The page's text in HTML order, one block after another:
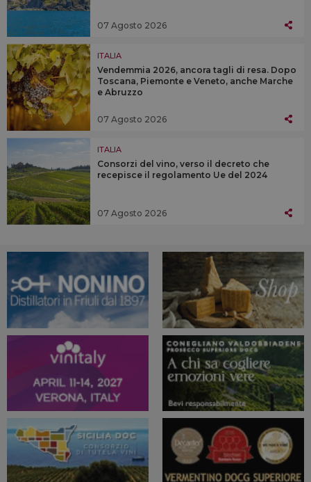
07 Agosto 2026
ITALIA
Vendemmia 2026, ancora tagli di resa. Dopo
Toscana, Piemonte e Veneto, anche Marche
e Abruzzo
07 Agosto 2026
ITALIA
Consorzi del vino, verso il decreto che
recepisce il regolamento Ue del 2024
07 Agosto 2026